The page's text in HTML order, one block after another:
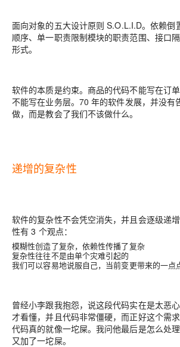
面向对象的五大设计原则 S.O.L.I.D。依赖倒
顺序、单一职责限制模块的职责范围、接口
形式。
软件的本质是约束。商品的代码不能写在订
不能写在业务层。70 年的软件发展，并没有
做，而是教会了我们不该做什么。
递增的复杂性
软件的复杂性不会凭空消失，并且会逐级递
性有 3 个观点：
模糊性创造了复杂，依赖性传播了复杂
复杂性往往不是由单个灾难引起的
我们可以容易地说服自己，当前变更带来的一点
曾经小李跟我抱怨，说这段代码实在是太恶
才看懂，并且代码非常僵硬，而正好这个需求
代码真的就像一坨屎。我问他最后是怎么处理
又加了一坨屎。